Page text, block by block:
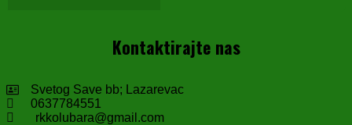
Kontaktirajte nas
Svetog Save bb; Lazarevac
0637784551
rkkolubara@gmail.com